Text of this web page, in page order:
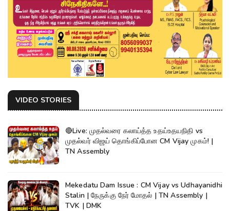
VIDEO STORIES
🔴Live: முதல்வரை கலாய்த்த உதய்உதயநிதி vs
முதல்வர் விஜய் தொங்கிப்போன CM Vijay முகம்! |
TN Assembly
Mekedatu Dam Issue : CM Vijay vs Udhayanidhi
Stalin | நேருக்கு நேர் மோதல் | TN Assembly |
TVK | DMK